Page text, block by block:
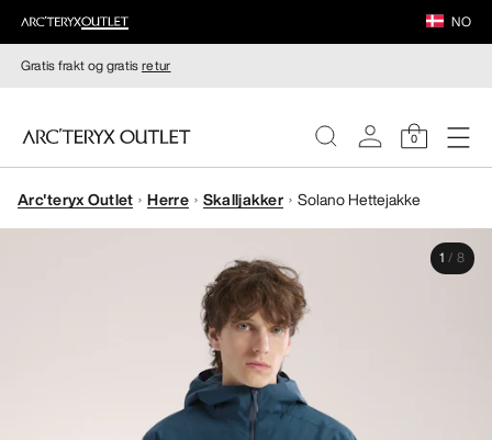
NO
Gratis frakt og gratisretur
0
DAMER
Arc'teryx Outlet Herre Skalljakker Solano Hettejakke
1 / 8